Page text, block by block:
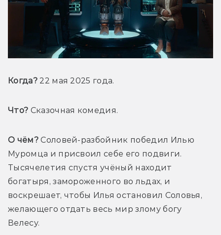
Когда? 22 мая 2025 года.
Что? Сказочная комедия.
О чём? Соловей-разбойник победил Илью
Муромца и присвоил себе его подвиги.
Тысячелетия спустя учёный находит
богатыря, замороженного во льдах, и
воскрешает, чтобы Илья остановил Соловья,
желающего отдать весь мир злому богу
Велесу.